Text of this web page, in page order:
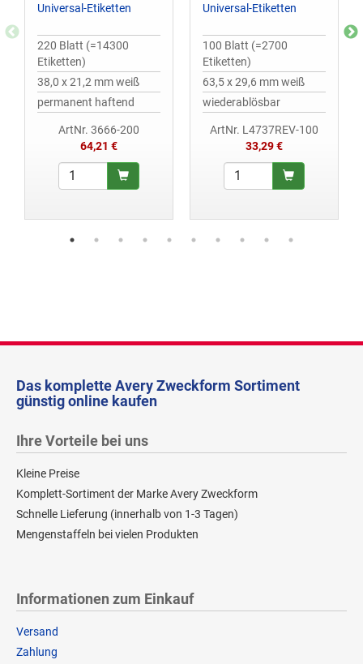
Universal-Etiketten
220 Blatt (=14300
Etiketten)
38,0 x 21,2 mm weiß
permanent haftend
ArtNr. 3666-200
64,21 €
Universal-Etiketten
100 Blatt (=2700
Etiketten)
63,5 x 29,6 mm weiß
wiederablösbar
ArtNr. L4737REV-100
33,29 €
Das komplette Avery Zweckform Sortiment
günstig online kaufen
Ihre Vorteile bei uns
Kleine Preise
Komplett-Sortiment der Marke Avery Zweckform
Schnelle Lieferung (innerhalb von 1-3 Tagen)
Mengenstaffeln bei vielen Produkten
Informationen zum Einkauf
Versand
Zahlung